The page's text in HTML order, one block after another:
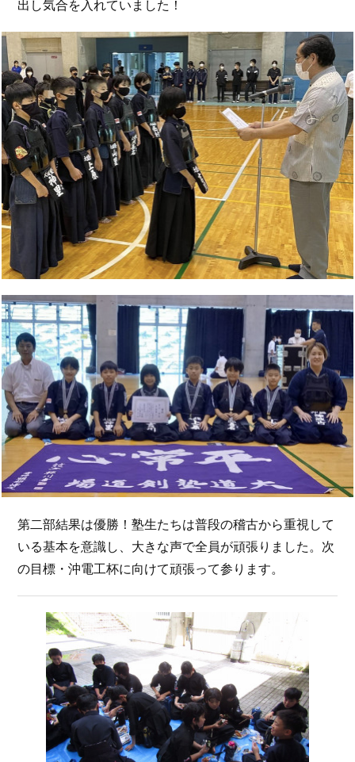
出し気合を入れていました！
第二部結果は優勝！塾生たちは普段の稽古から重視して
いる基本を意識し、大きな声で全員が頑張りました。次
の目標・沖電工杯に向けて頑張って参ります。